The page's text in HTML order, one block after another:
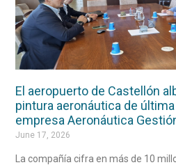
El aeropuerto de Castellón
pintura aeronáutica de
empresa Aeronáutica
June 17, 2026
La compañía cifra en más de 10